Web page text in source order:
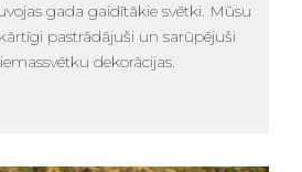
gada gaidītākie svētki. Mūsu
pastrādājuši un sarūpējuši
dekorācijas.